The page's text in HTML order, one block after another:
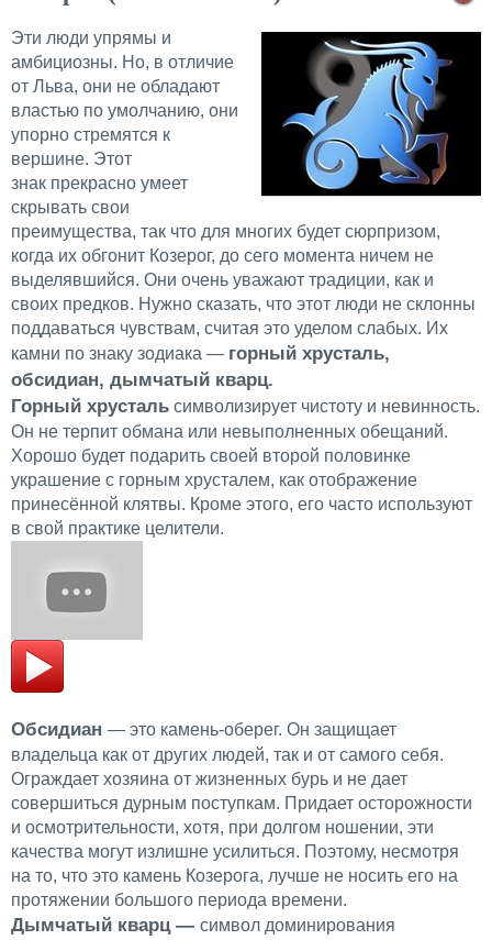
Эти люди упрямы и
амбициозны. Но, в отличие
от Льва, они не обладают
властью по умолчанию, они
упорно стремятся к
вершине. Этот
знак прекрасно умеет
скрывать свои
преимущества, так что для многих будет сюрпризом,
когда их обгонит Козерог, до сего момента ничем не
выделявшийся. Они очень уважают традиции, как и
своих предков. Нужно сказать, что этот люди не склонны
поддаваться чувствам, считая это уделом слабых. Их
камни по знаку зодиака — горный хрусталь,
обсидиан, дымчатый кварц.
Горный хрусталь символизирует чистоту и невинность.
Он не терпит обмана или невыполненных обещаний.
Хорошо будет подарить своей второй половинке
украшение с горным хрусталем, как отображение
принесённой клятвы. Кроме этого, его часто используют
в свой практике целители.
Обсидиан — это камень-оберег. Он защищает
владельца как от других людей, так и от самого себя.
Ограждает хозяина от жизненных бурь и не дает
совершиться дурным поступкам. Придает осторожности
и осмотрительности, хотя, при долгом ношении, эти
качества могут излишне усилиться. Поэтому, несмотря
на то, что это камень Козерога, лучше не носить его на
протяжении большого периода времени.
Дымчатый кварц — символ доминирования